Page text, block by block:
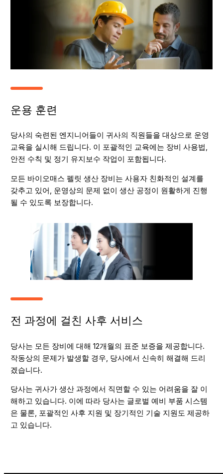
운용 훈련
당사의 숙련된 엔지니어들이 귀사의 직원들을 대상으로 운영
교육을 실시해 드립니다. 이 포괄적인 교육에는 장비 사용법,
안전 수칙 및 정기 유지보수 작업이 포함됩니다.
모든 바이오매스 펠릿 생산 장비는 사용자 친화적인 설계를
갖추고 있어, 운영상의 문제 없이 생산 공정이 원활하게 진행
될 수 있도록 보장합니다.
전 과정에 걸친 사후 서비스
당사는 모든 장비에 대해 12개월의 표준 보증을 제공합니다.
작동상의 문제가 발생할 경우, 당사에서 신속히 해결해 드리
겠습니다.
당사는 귀사가 생산 과정에서 직면할 수 있는 어려움을 잘 이
해하고 있습니다. 이에 따라 당사는 글로벌 예비 부품 시스템
은 물론, 포괄적인 사후 지원 및 장기적인 기술 지원도 제공하
고 있습니다.